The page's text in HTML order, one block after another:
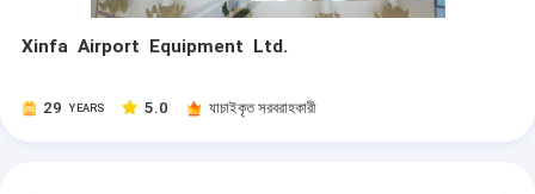
Xinfa Airport Equipment Ltd.
29 YEARS 5.0 যাচাইকৃত সরবরাহকারী